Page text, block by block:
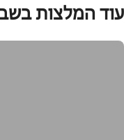
עוד המלצות